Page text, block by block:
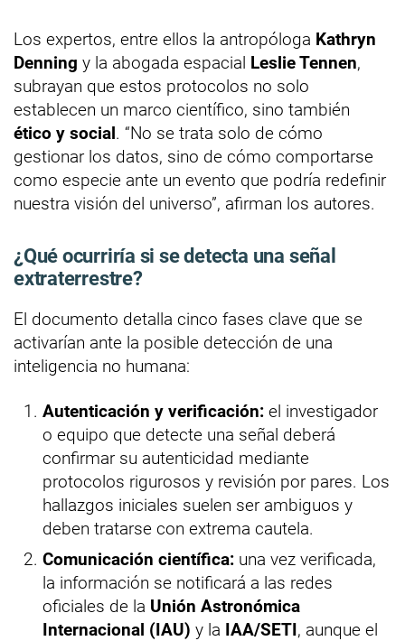
Los expertos, entre ellos la antropóloga Kathryn
Denning y la abogada espacial Leslie Tennen,
subrayan que estos protocolos no solo
establecen un marco científico, sino también
ético y social. “No se trata solo de cómo
gestionar los datos, sino de cómo comportarse
como especie ante un evento que podría redefinir
nuestra visión del universo”, afirman los autores.
¿Qué ocurriría si se detecta una señal
extraterrestre?
El documento detalla cinco fases clave que se
activarían ante la posible detección de una
inteligencia no humana:
Autenticación y verificación: el investigador
o equipo que detecte una señal deberá
confirmar su autenticidad mediante
protocolos rigurosos y revisión por pares. Los
hallazgos iniciales suelen ser ambiguos y
deben tratarse con extrema cautela.
Comunicación científica: una vez verificada,
la información se notificará a las redes
oficiales de la Unión Astronómica
Internacional (IAU) y la IAA/SETI, aunque el